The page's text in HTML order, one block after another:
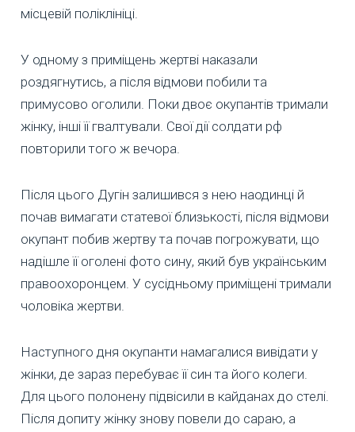
місцевій поліклініці.
У одному з приміщень жертві наказали
роздягнутись, а після відмови побили та
примусово оголили. Поки двоє окупантів тримали
жінку, інші її гвалтували. Свої дії солдати рф
повторили того ж вечора.
Після цього Дугін залишився з нею наодинці й
почав вимагати статевої близькості, після відмови
окупант побив жертву та почав погрожувати, що
надішле її оголені фото сину, який був українським
правоохоронцем. У сусідньому приміщені тримали
чоловіка жертви.
Наступного дня окупанти намагалися вивідати у
жінки, де зараз перебуває її син та його колеги.
Для цього полонену підвісили в кайданах до стелі.
Після допиту жінку знову повели до сараю, а